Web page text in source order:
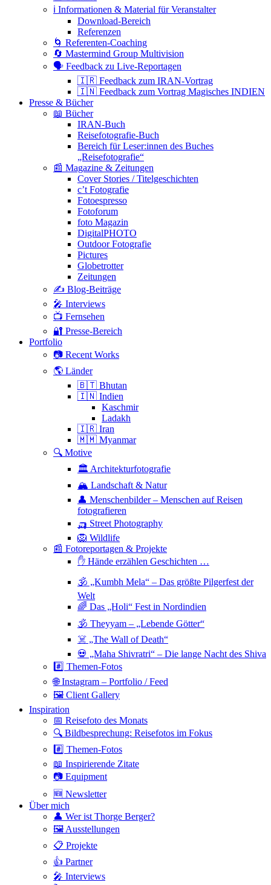
ℹ️ Informationen & Material für Veranstalter
Download-Bereich
Referenzen
🌀 Referenten-Coaching
🔄 Mastermind Group Multivision
🗣 Feedback zu Live-Reportagen
🇮🇷 Feedback zum IRAN-Vortrag
🇮🇳 Feedback zum Vortrag Magisches INDIEN
Presse & Bücher
📖 Bücher
IRAN-Buch
Reisefotografie-Buch
Bereich für Leser:innen des Buches
„Reisefotografie“
📰 Magazine & Zeitungen
Cover Stories / Titelgeschichten
c’t Fotografie
Fotoespresso
Fotoforum
foto Magazin
DigitalPHOTO
Outdoor Fotografie
Pictures
Globetrotter
Zeitungen
✍️ Blog-Beiträge
🎤 Interviews
📺 Fernsehen
🔐 Presse-Bereich
Portfolio
📷 Recent Works
🌎 Länder
🇧🇹 Bhutan
🇮🇳 Indien
Kaschmir
Ladakh
🇮🇷 Iran
🇲🇲 Myanmar
🔍 Motive
🏛 Architekturfotografie
🏔 Landschaft & Natur
👤 Menschenbilder – Menschen auf Reisen
fotografieren
🛺 Street Photography
🦁 Wildlife
📰 Fotoreportagen & Projekte
✋ Hände erzählen Geschichten …
🕉 „Kumbh Mela“ – Das größte Pilgerfest der
Welt
🌈 Das „Holi“ Fest in Nordindien
🕉 Theyyam – „Lebende Götter“
☠️ „The Wall of Death“
💀 „Maha Shivratri“ – Die lange Nacht des Shiva
#️⃣ Themen-Fotos
🌐 Instagram – Portfolio / Feed
🖼 Client Gallery
Inspiration
📅 Reisefoto des Monats
🔍 Bildbesprechung: Reisefotos im Fokus
#️⃣ Themen-Fotos
📖 Inspirierende Zitate
📷 Equipment
🆕 Newsletter
Über mich
👤 Wer ist Thorge Berger?
🖼 Ausstellungen
📋 Projekte
👍 Partner
🎤 Interviews